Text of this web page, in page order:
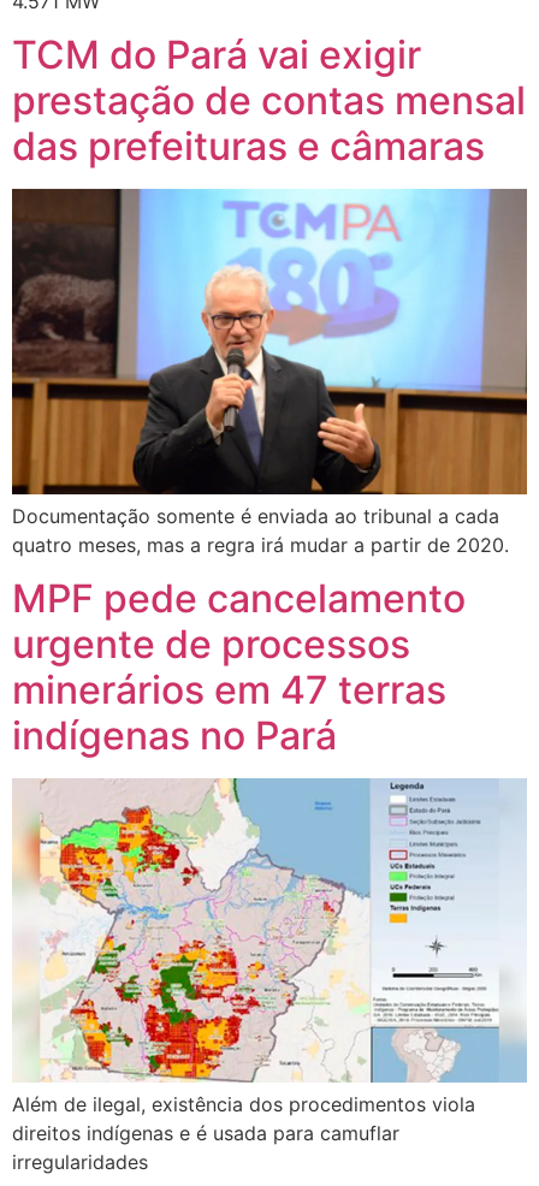
TCM do Pará vai exigir
prestação de contas mensal
das prefeituras e câmaras
Documentação somente é enviada ao tribunal a cada
quatro meses, mas a regra irá mudar a partir de 2020.
MPF pede cancelamento
urgente de processos
minerários em 47 terras
indígenas no Pará
Além de ilegal, existência dos procedimentos viola
direitos indígenas e é usada para camuflar
irregularidades